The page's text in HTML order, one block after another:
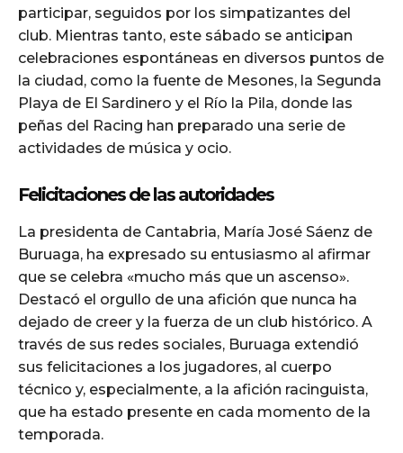
participar, seguidos por los simpatizantes del
club. Mientras tanto, este sábado se anticipan
celebraciones espontáneas en diversos puntos de
la ciudad, como la fuente de Mesones, la Segunda
Playa de El Sardinero y el Río la Pila, donde las
peñas del Racing han preparado una serie de
actividades de música y ocio.
Felicitaciones de las autoridades
La presidenta de Cantabria, María José Sáenz de
Buruaga, ha expresado su entusiasmo al afirmar
que se celebra «mucho más que un ascenso».
Destacó el orgullo de una afición que nunca ha
dejado de creer y la fuerza de un club histórico. A
través de sus redes sociales, Buruaga extendió
sus felicitaciones a los jugadores, al cuerpo
técnico y, especialmente, a la afición racinguista,
que ha estado presente en cada momento de la
temporada.